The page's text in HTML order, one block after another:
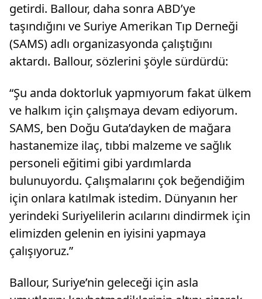
getirdi. Ballour, daha sonra ABD’ye
taşındığını ve Suriye Amerikan Tıp Derneği
(SAMS) adlı organizasyonda çalıştığını
aktardı. Ballour, sözlerini şöyle sürdürdü:
“Şu anda doktorluk yapmıyorum fakat ülkem
ve halkım için çalışmaya devam ediyorum.
SAMS, ben Doğu Guta’dayken de mağara
hastanemize ilaç, tıbbi malzeme ve sağlık
personeli eğitimi gibi yardımlarda
bulunuyordu. Çalışmalarını çok beğendiğim
için onlara katılmak istedim. Dünyanın her
yerindeki Suriyelilerin acılarını dindirmek için
elimizden gelenin en iyisini yapmaya
çalışıyoruz.”
Ballour, Suriye’nin geleceği için asla